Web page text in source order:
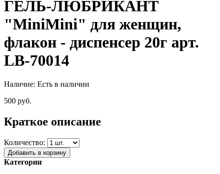
ГЕЛЬ-ЛЮБРИКАНТ
"MiniMini" для женщин,
флакон - диспенсер 20г арт.
LB-70014
Наличие: Есть в наличии
500 руб.
Краткое описание
Количество:
Добавить в корзину
Категории